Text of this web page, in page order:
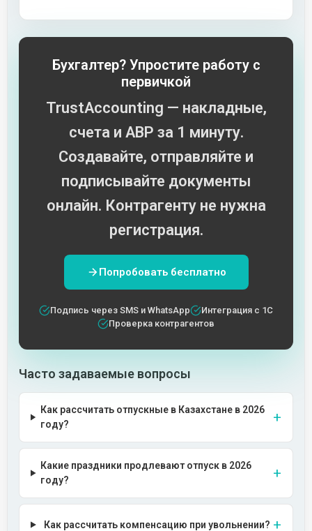
Бухгалтер? Упростите работу с
первичкой
TrustAccounting — накладные,
счета и АВР за 1 минуту.
Создавайте, отправляйте и
подписывайте документы
онлайн. Контрагенту не нужна
регистрация.
Попробовать бесплатно
Подпись через SMS и WhatsApp
Интеграция с 1С
Проверка контрагентов
Часто задаваемые вопросы
Как рассчитать отпускные в Казахстане в 2026
году?
Какие праздники продлевают отпуск в 2026
году?
Как рассчитать компенсацию при увольнении?